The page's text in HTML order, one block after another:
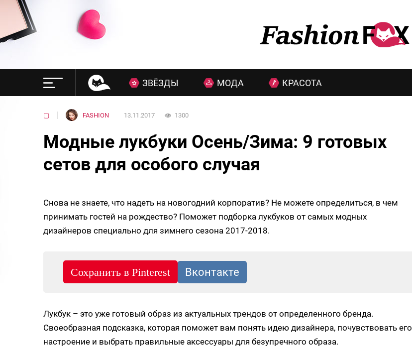
ЗВЁЗДЫ МОДА КРАСОТА
▢ FASHION 13.11.2017 1300
Модные лукбуки Осень/Зима: 9 готовых
сетов для особого случая
Снова не знаете, что надеть на новогодний корпоратив? Не можете определиться, в чем
принимать гостей на рождество? Поможет подборка лукбуков от самых модных
дизайнеров специально для зимнего сезона 2017-2018.
Лукбук – это уже готовый образ из актуальных трендов от определенного бренда.
Своеобразная подсказка, которая поможет вам понять идею дизайнера, почувствовать его
настроение и выбрать правильные аксессуары для безупречного образа.